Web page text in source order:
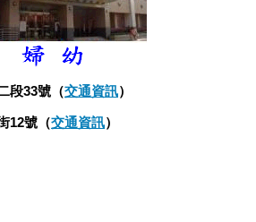
段33號（交通資訊）
12號（交通資訊）